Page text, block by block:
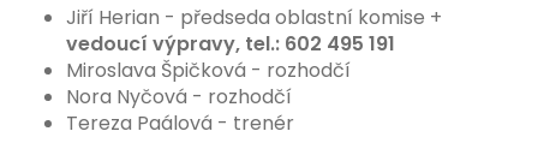
Jiří Herian - předseda oblastní komise +
vedoucí výpravy, tel.: 602 495 191
Miroslava Špičková - rozhodčí
Nora Nyčová - rozhodčí
Tereza Paálová - trenér